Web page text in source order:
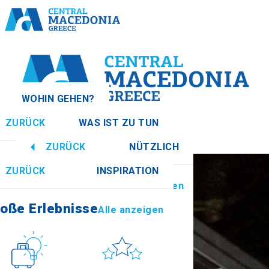
WOHIN GEHEN?
Imathia
ZURÜCK WAS IST ZU TUN
Kultur
ZURÜCK NÜTZLICH
Alle anzeigen
How to get there
ZURÜCK INSPIRATION
ErlebnisseAlle anzeigen